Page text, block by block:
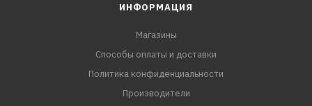
ИНФОРМАЦИЯ
Магазины
Способы оплаты и доставки
Политика конфиденциальности
Производители